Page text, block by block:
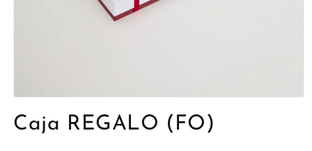
elemento
multimedia
Caja REGALO (FO)